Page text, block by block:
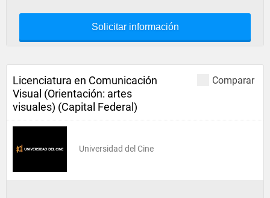
Solicitar información
Comparar
Licenciatura en Comunicación
Visual (Orientación: artes
visuales) (Capital Federal)
Universidad del Cine